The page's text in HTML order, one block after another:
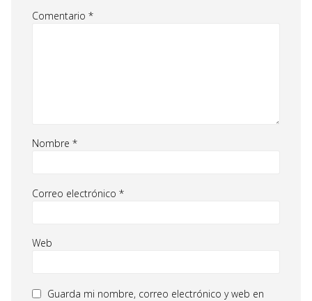
Comentario *
Nombre *
Correo electrónico *
Web
Guarda mi nombre, correo electrónico y web en